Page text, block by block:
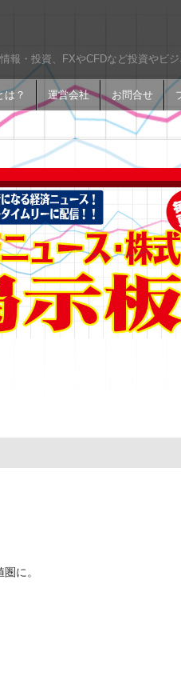
報・投資、FXやCFDなど投資やビ
は？ 運営会社 お問合せ
に。